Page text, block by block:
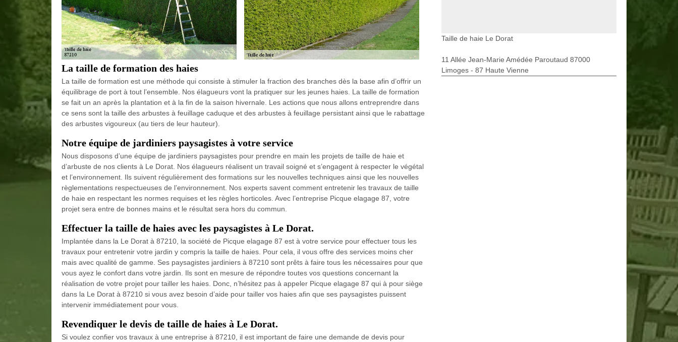
La taille de formation des haies
La taille de formation est une méthode qui consiste à stimuler la fraction des branches dès la base afin d’offrir un
équilibrage de port à tout l’ensemble. Nos élagueurs vont la pratiquer sur les jeunes haies. La taille de formation
se fait un an après la plantation et à la fin de la saison hivernale. Les actions que nous allons entreprendre dans
ce sens sont la taille des arbustes à feuillage caduque et des arbustes à feuillage persistant ainsi que le rabattage
des arbustes vigoureux (au tiers de leur hauteur).
Notre équipe de jardiniers paysagistes à votre service
Nous disposons d’une équipe de jardiniers paysagistes pour prendre en main les projets de taille de haie et
d’arbuste de nos clients à Le Dorat. Nos élagueurs réalisent un travail soigné et s’engagent à respecter le végétal
et l’environnement. Ils suivent régulièrement des formations sur les nouvelles techniques ainsi que les nouvelles
règlementations respectueuses de l’environnement. Nos experts savent comment entretenir les travaux de taille
de haie en respectant les normes requises et les règles horticoles. Avec l’entreprise Picque elagage 87, votre
projet sera entre de bonnes mains et le résultat sera hors du commun.
Effectuer la taille de haies avec les paysagistes à Le Dorat.
Implantée dans la Le Dorat à 87210, la société de Picque elagage 87 est à votre service pour effectuer tous les
travaux pour entretenir votre jardin y compris la taille de haies. Pour cela, il vous offre des services moins cher
mais avec qualité de gamme. Ses paysagistes jardiniers à 87210 sont prêts à faire tous les nécessaires pour que
vous ayez le confort dans votre jardin. Ils sont en mesure de répondre toutes vos questions concernant la
réalisation de votre projet pour tailler les haies. Donc, n’hésitez pas à appeler Picque elagage 87 qui à pour siège
dans la Le Dorat à 87210 si vous avez besoin d’aide pour tailler vos haies afin que ses paysagistes puissent
intervenir immédiatement pour vous.
Revendiquer le devis de taille de haies à Le Dorat.
Si voulez confier vos travaux à une entreprise à 87210, il est important de faire une demande de devis pour
Taille de haie Le Dorat
11 Allée Jean-Marie Amédée Paroutaud 87000
Limoges - 87 Haute Vienne